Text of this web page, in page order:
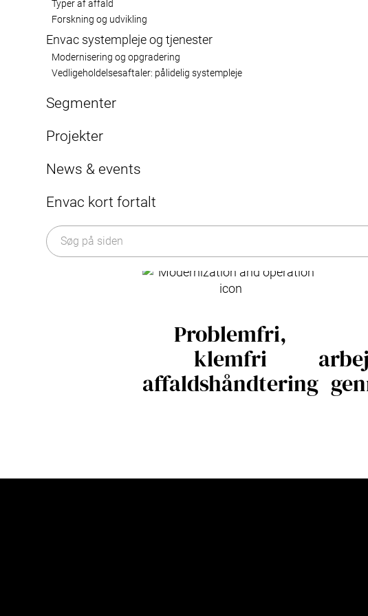
Typer af affald
Forskning og udvikling
Envac systempleje og tjenester
Modernisering og opgradering
Vedligeholdelsesaftaler: pålidelig systempleje
Segmenter
Sundhedssektor
Lufthavne
Projekter
News & events
Events
Envac kort fortalt
Om os
Organisation
Historien om affaldssug
affaldsindsamling og komprimering
Problemfri,
klemfri
affaldshåndtering